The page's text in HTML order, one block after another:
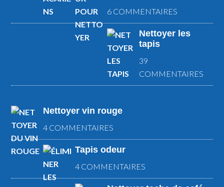
6 COMMENTAIRES
Nettoyer les
tapis
39
COMMENTAIRES
Nettoyer vin rouge
4 COMMENTAIRES
Tapis odeur
4 COMMENTAIRES